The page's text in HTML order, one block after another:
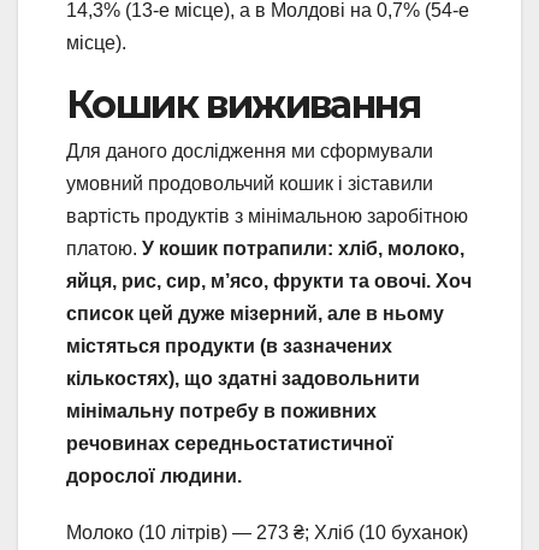
14,3% (13-е місце), а в Молдові на 0,7% (54-е
місце).
Кошик виживання
Для даного дослідження ми сформували
умовний продовольчий кошик і зіставили
вартість продуктів з мінімальною заробітною
платою. У кошик потрапили: хліб, молоко,
яйця, рис, сир, м’ясо, фрукти та овочі. Хоч
список цей дуже мізерний, але в ньому
містяться продукти (в зазначених
кількостях), що здатні задовольнити
мінімальну потребу в поживних
речовинах середньостатистичної
дорослої людини.
Молоко (10 літрів) — 273 ₴; Хліб (10 буханок)